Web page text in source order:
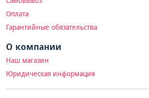
Оплата
Гарантийные обязательства
О компании
Наш магазин
Юридическая информация